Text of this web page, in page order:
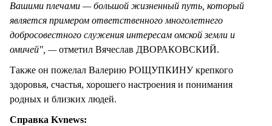
Вашими плечами — большой жизненный путь, который
является примером ответственного многолетнего
добросовестного служения интересам омской земли и
омичей", —отметил Вячеслав ДВОРАКОВСКИЙ.
Также он пожелал Валерию РОЩУПКИНУ крепкого
здоровья, счастья, хорошего настроения и понимания
родных и близких людей.
Справка Kvnews: